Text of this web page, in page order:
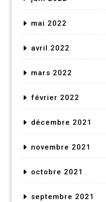
mai 2022
avril 2022
mars 2022
février 2022
décembre 2021
novembre 2021
octobre 2021
septembre 2021